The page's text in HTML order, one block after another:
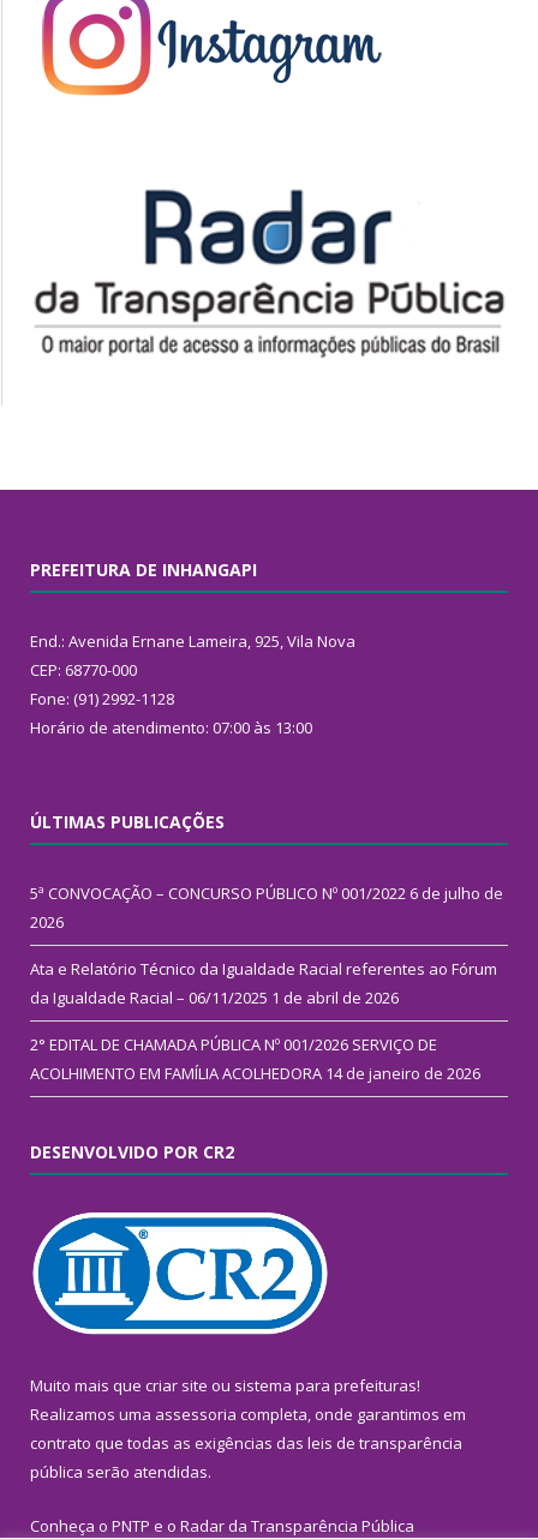
PREFEITURA DE INHANGAPI
End.: Avenida Ernane Lameira, 925, Vila Nova
CEP: 68770-000
Fone: (91) 2992-1128
Horário de atendimento: 07:00 às 13:00
ÚLTIMAS PUBLICAÇÕES
5ª CONVOCAÇÃO – CONCURSO PÚBLICO Nº 001/2022 6 de julho de
2026
Ata e Relatório Técnico da Igualdade Racial referentes ao Fórum
da Igualdade Racial – 06/11/2025 1 de abril de 2026
2° EDITAL DE CHAMADA PÚBLICA Nº 001/2026 SERVIÇO DE
ACOLHIMENTO EM FAMÍLIA ACOLHEDORA 14 de janeiro de 2026
DESENVOLVIDO POR CR2
Muito mais que criar site ou sistema para prefeituras!
Realizamos uma assessoria completa, onde garantimos em
contrato que todas as exigências das leis de transparência
pública serão atendidas.
Conheça o PNTP e o Radar da Transparência Pública